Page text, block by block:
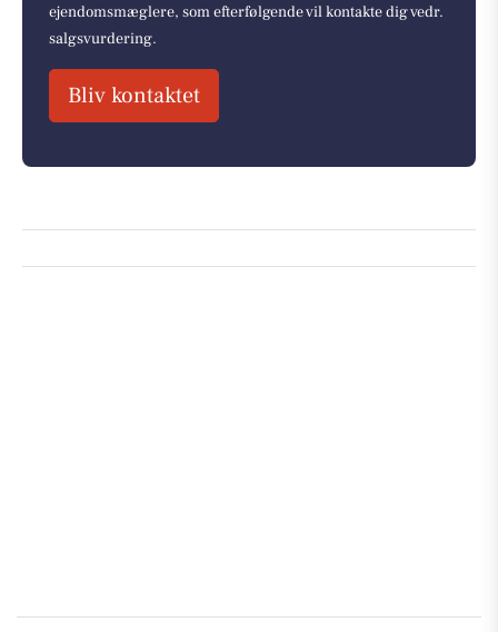
ejendomsmæglere, som efterfølgende vil kontakte dig vedr.
salgsvurdering.
Bliv kontaktet